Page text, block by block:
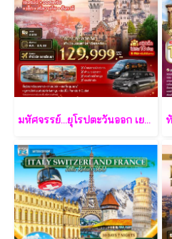
มหัศจรรย์...ยุโรปตะวันออก เยอรมัน ออสเตรีย เช็ค สโลวาเกีย ฮังการี กรุ๊ป 10 ท่าน 8 วัน 5 คืน - LH/OS